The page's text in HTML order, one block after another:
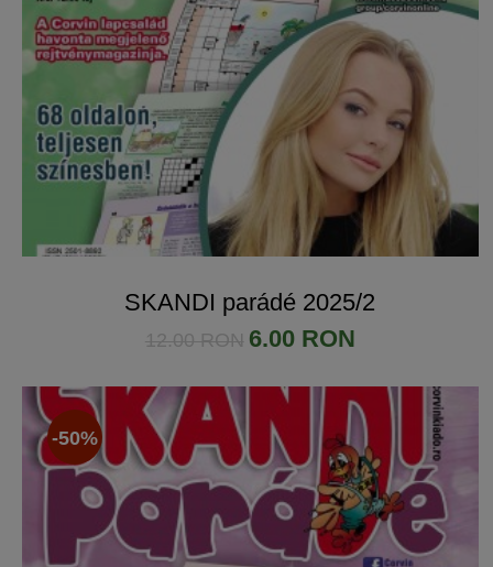
SKANDI parádé 2025/2
12.00 RON 6.00 RON
-50%